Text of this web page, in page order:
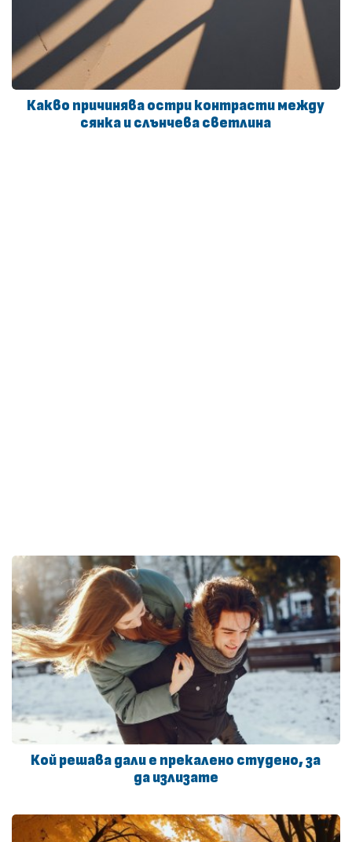
Какво причинява остри контрасти между
сянка и слънчева светлина
Кой решава дали е прекалено студено, за
да излизате